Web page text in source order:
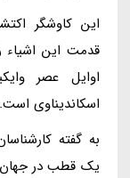
این کاوشگر
اسکاندیناوی است.
به گفته
یک قطب در جهان